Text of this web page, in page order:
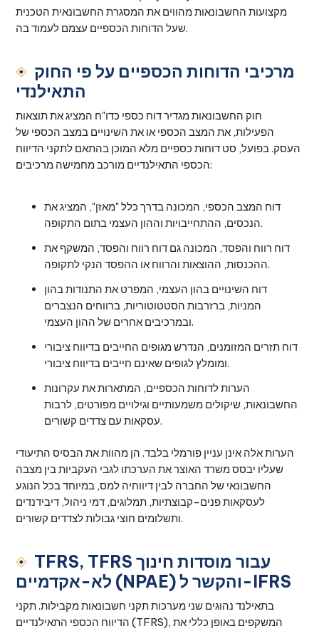
מקצועות החשבונאות מהווים את המסגרת החשבונאית הטכנית
שעל הדוחות הכספיים עצמם לעמוד בה.
מרכיבי הדוחות הכספיים על פי החוק
התאילנדי
חוק החשבונאות מגדיר דוח כספי כדו"ח המציג את תוצאות
הפעילות, את המצב הכספי או את השינויים במצב הכספי של
העסק. בפועל, סט דוחות כספיים מלא המוכן בהתאם לתקני הדיווח
הכספי התאילנדיים מורכב מחמישה מרכיבים:
דוח המצב הכספי, המכונה בדרך כלל "מאזן", המציג את
הנכסים, ההתחייבויות וההון העצמי בתום התקופה.
דוח רווח והפסד, המכונה גם דוח רווח והפסד, המשקף את
ההכנסות, ההוצאות והרווח או ההפסד הנקי לתקופה.
דוח השינויים בהון העצמי, המפרט את התנודות בהון
המניות, ברזרבות הסטטוטוריות, ברווחים הנצברים
ובמרכיבים אחרים של ההון העצמי.
דוח תזרים המזומנים, הנדרש מגופים החייבים בדיווח ציבורי
ומומלץ לגופים שאינם חייבים בדיווח ציבורי.
הערות לדוחות הכספיים, המתארות את עקרונות
החשבונאות, שיקולים משמעותיים וגילויים מפורטים, לרבות
עסקאות עם צדדים קשורים.
הערות אלה אינן עניין פורמלי בלבד. הן מהוות את הבסיס התיעודי
שעליו יבסס משרד האוצר את הערכתו לגבי העקביות בין מצבה
החשבונאי של החברה לבין דיווחיה למס, במיוחד בכל הנוגע
לעסקאות פנים-קבוצתיות, תמלוגים, דמי ניהול, דיבידנדים
ותשלומים חוצי גבולות לצדדים קשורים.
TFRS, TFRS עבור מוסדות חינוך
לא-אקדמיים (NPAE) והקשר ל-IFRS
בתאילנד נהוגים שני מערכות תקני חשבונאות מקבילות. תקני
הדיווח הכספי התאילנדיים (TFRS), המשקפים באופן כללי את